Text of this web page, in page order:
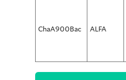
ChaA900Bac ALFA